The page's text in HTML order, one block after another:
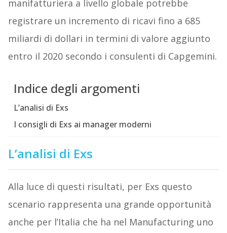
manifatturiera a livello globale potrebbe
registrare un incremento di ricavi fino a 685
miliardi di dollari in termini di valore aggiunto
entro il 2020 secondo i consulenti di Capgemini.
Indice degli argomenti
L’analisi di Exs
I consigli di Exs ai manager moderni
L’analisi di Exs
Alla luce di questi risultati, per Exs questo
scenario rappresenta una grande opportunità
anche per l’Italia che ha nel Manufacturing uno